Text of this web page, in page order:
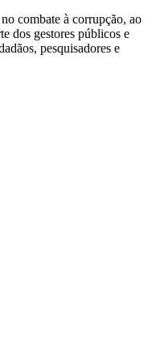
combate à corrupção, ao
dos gestores públicos e
pesquisadores e